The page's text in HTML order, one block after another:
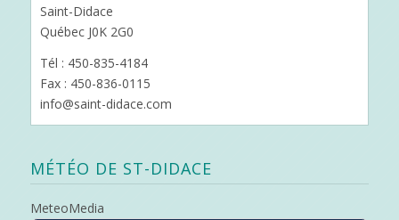
Saint-Didace
Québec J0K 2G0
Tél : 450-835-4184
Fax : 450-836-0115
info@saint-didace.com
MÉTÉO DE ST-DIDACE
MeteoMedia